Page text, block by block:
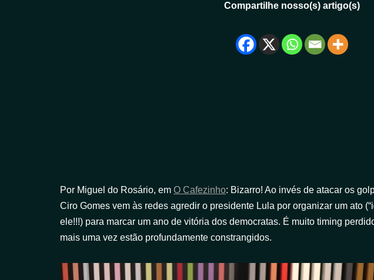
Compartilhe nosso(s) artigo(s)
Por Miguel do Rosário, em O Cafezinho: Bizarro! Ao invés de atacar os
Ciro Gomes vem às redes agredir o presidente Lula por organizar um ato
ele!!!) para marcar um ano de vitória dos democratas. É muito timing
mais uma vez estão profundamente constrangidos.